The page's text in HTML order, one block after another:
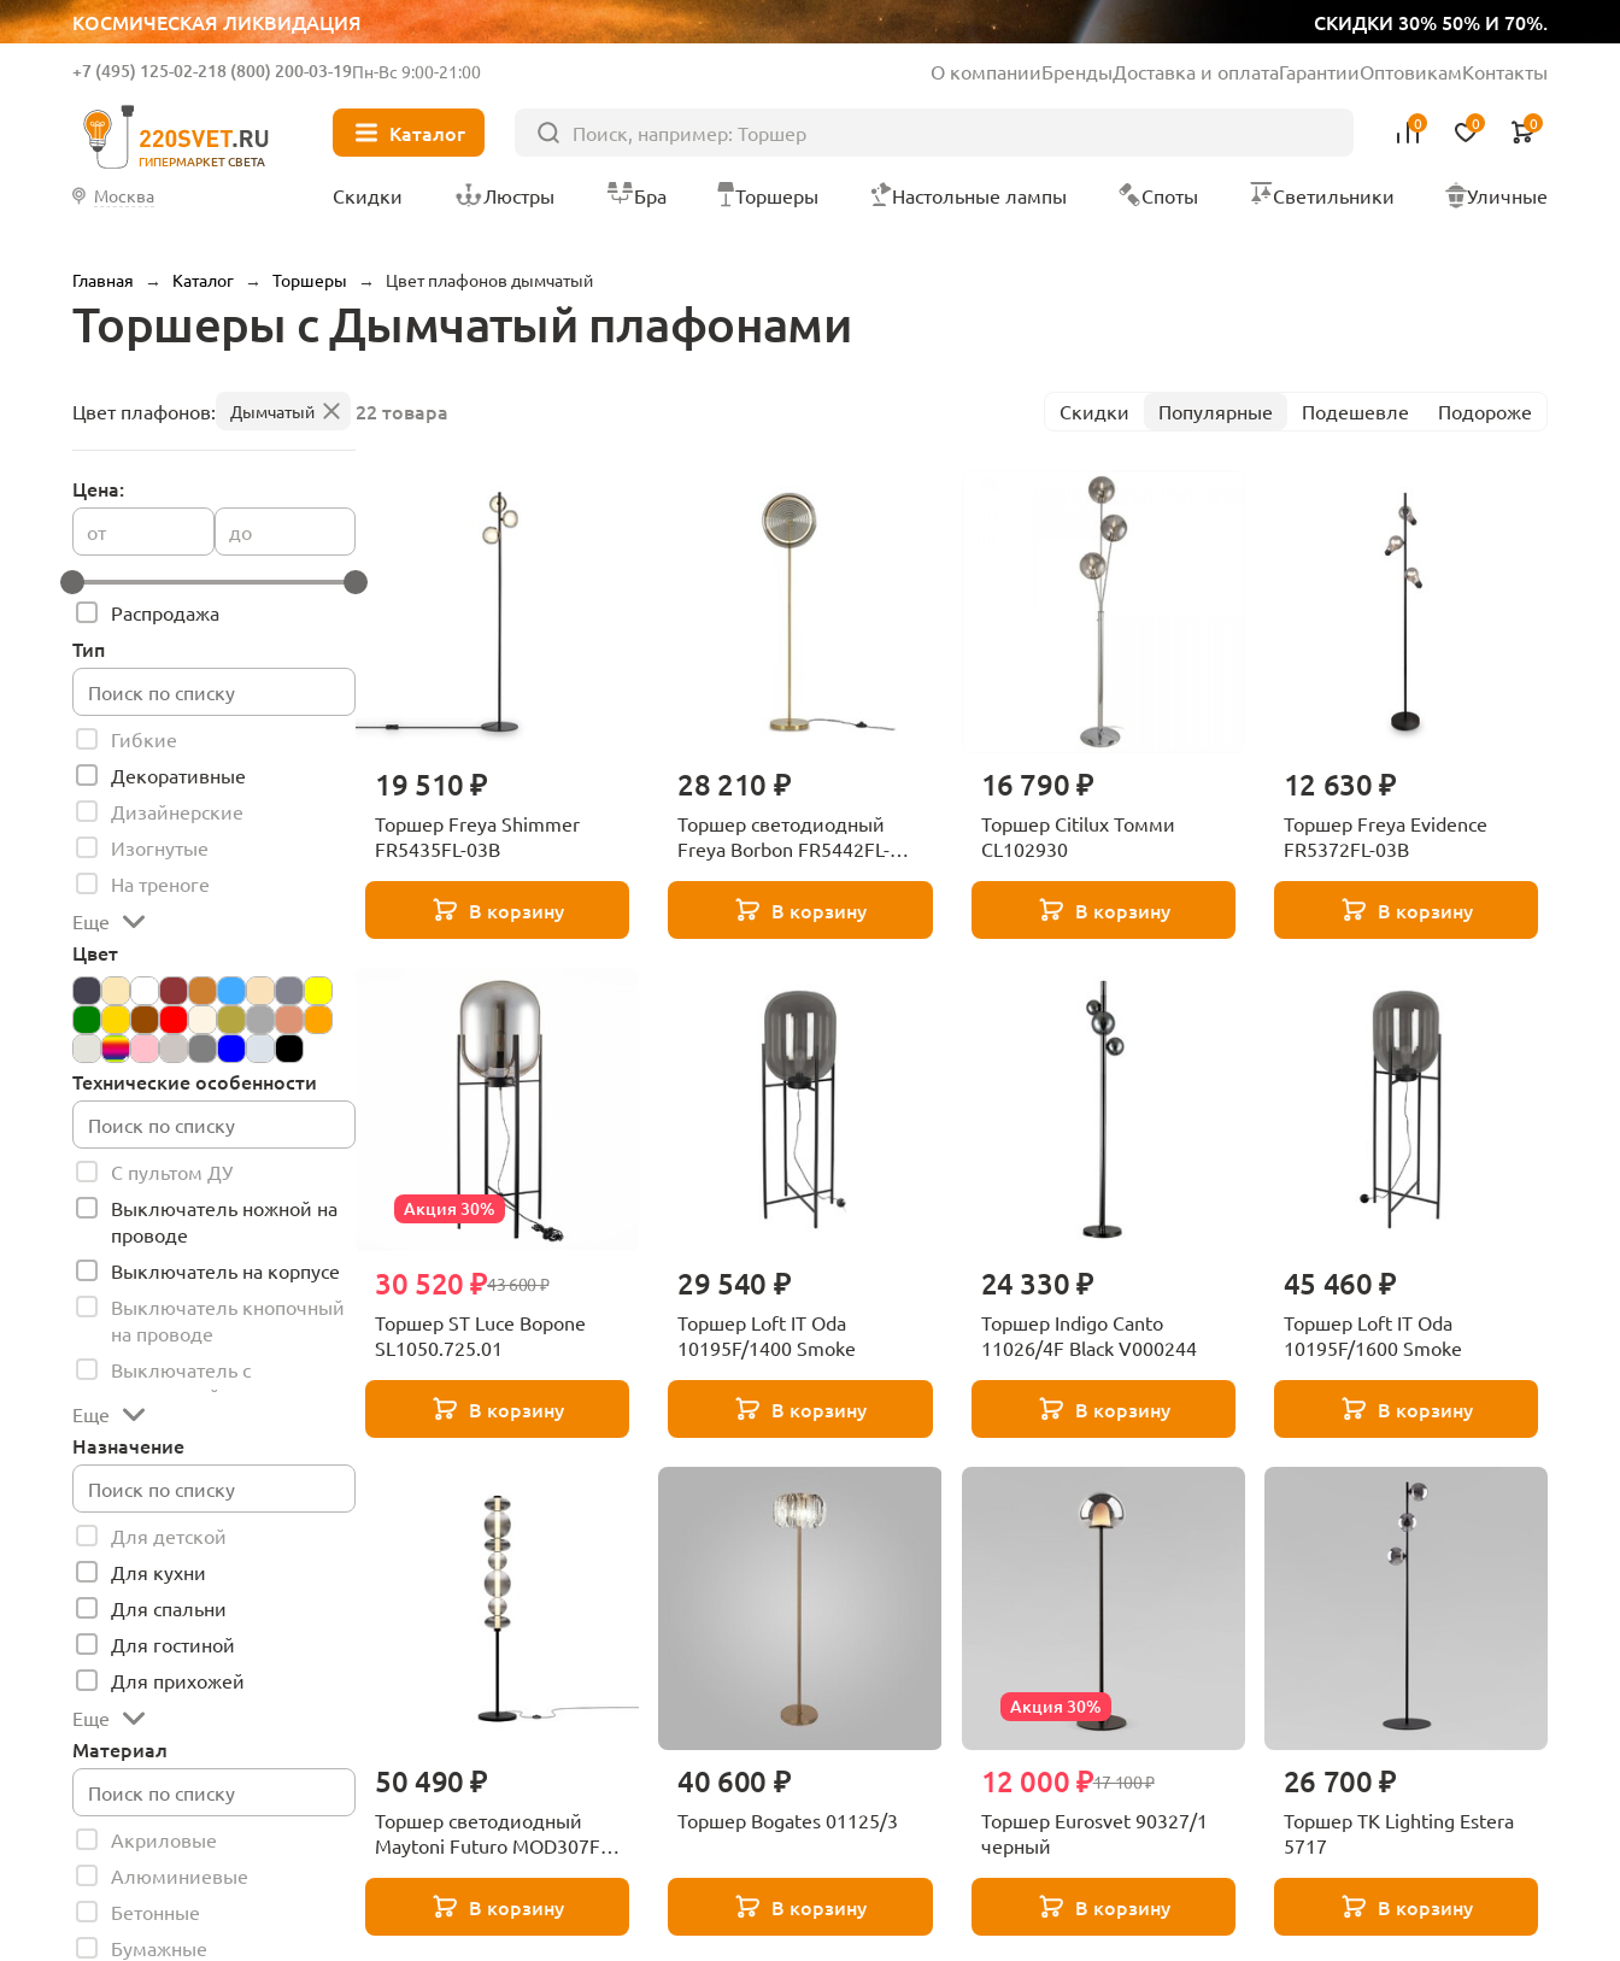
КОСМИЧЕСКАЯ ЛИКВИДАЦИЯ СКИДКИ 30% 50% И 70%.
ГИПЕРМАРКЕТ СВЕТА
+7 (495) 125-02-218 (800) 200-03-19Пн-Вс 9:00-21:00 О компанииБрендыДоставка и оплатаГарантииОптовикамКонтакты
Каталог 0 0 0
Москва Скидки Люстры Бра Торшеры Настольные лампы Споты Светильники Уличные
Главная → Каталог → Торшеры → Цвет плафонов дымчатый
Торшеры с Дымчатый плафонами
Цвет плафонов: Дымчатый
Цена:
от до
Распродажа
Тип
Гибкие
Декоративные
Дизайнерские
Изогнутые
На треноге
Еще
Цвет
Технические особенности
С пультом ДУ
Выключатель ножной на
проводе
Выключатель на корпусе
Выключатель кнопочный
на проводе
Выключатель с
веревочкой
Еще
Назначение
Для детской
Для кухни
Для спальни
Для гостиной
Для прихожей
Еще
Материал
Акриловые
Алюминиевые
Бетонные
Бумажные
22 товара Скидки Популярные Подешевле Подороже
19 510 ₽
Торшер Freya Shimmer
FR5435FL-03B
В корзину
28 210 ₽
Торшер светодиодный
Freya Borbon FR5442FL-
В корзину
16 790 ₽
Торшер Citilux Томми
CL102930
В корзину
12 630 ₽
Торшер Freya Evidence
FR5372FL-03B
В корзину
Акция 30%
43 600 ₽
30 520 ₽
Торшер ST Luce Bopone
SL1050.725.01
В корзину
29 540 ₽
Торшер Loft IT Oda
10195F/1400 Smoke
В корзину
24 330 ₽
Торшер Indigo Canto
11026/4F Black V000244
В корзину
45 460 ₽
Торшер Loft IT Oda
10195F/1600 Smoke
В корзину
50 490 ₽
Торшер светодиодный
Maytoni Futuro MOD307FL-
В корзину
40 600 ₽
Торшер Bogates 01125/3
В корзину
Акция 30%
17 100 ₽
12 000 ₽
Торшер Eurosvet 90327/1
черный
В корзину
26 700 ₽
Торшер TK Lighting Estera
5717
В корзину